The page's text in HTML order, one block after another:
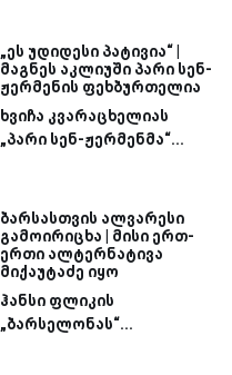
„ეს უდიდესი პატივია“ |
მაგნეს აკლიუში პარი სენ-
ჟერმენის ფეხბურთელია
ხვიჩა კვარაცხელიას
„პარი სენ-ჟერმენმა“...
ბარსასთვის ალვარესი
გამოირიცხა | მისი ერთ-
ერთი ალტერნატივა
მიქაუტაძე იყო
ჰანსი ფლიკის
„ბარსელონას“...